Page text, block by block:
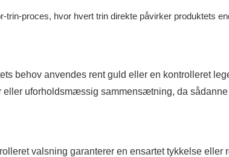
trin-proces, hvor hvert trin direkte påvirker produktets
behov anvendes rent guld eller en kontrolleret
uforholdsmæssig sammensætning, da
valsning garanterer en ensartet tykkelse eller